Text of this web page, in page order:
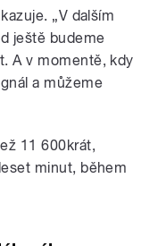
„V dalším
ještě budeme
A v momentě, kdy
a můžeme
11 600krát,
minut, během